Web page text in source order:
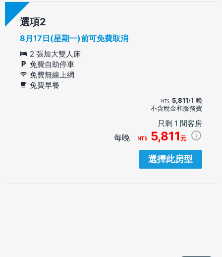
選項
8月17日(星期一)前可免費取消
2 張加大雙人床
免費自助停車
免費無線上網
免費早餐
5,811/1 晚
不含稅金和服務費
只剩 1 間客房
每晚 5,811 元
選擇此房型